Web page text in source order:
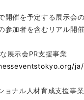
催を予定する展示会の
加者を含むリアル開催
展示会PR支援事業
ョナル人材育成支援事業